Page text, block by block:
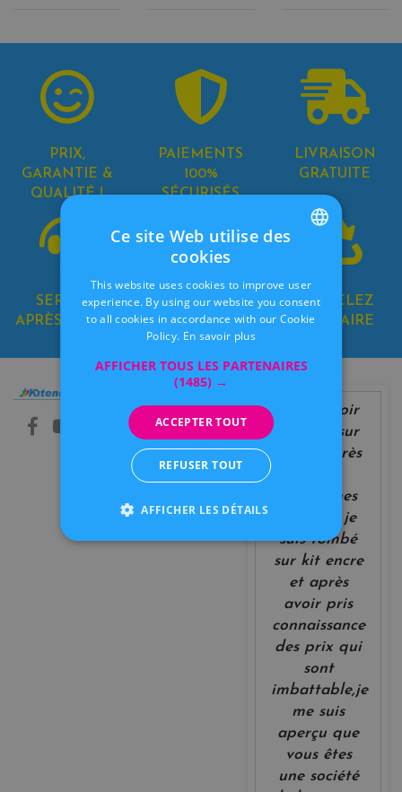
PRIX,
GARANTIE &
QUALITÉ !
PAIEMENTS
100%
SÉCURISÉS
LIVRAISON
GRATUITE
SERVICE
APRÈS-VENTE
8 MAGASINS
EN BELGIQUE
RECYCLEZ
SOLIDAIRE
Informations
Nos magasins
Contactez-nous
Livraison
Conditions de
vente
A propos
paiement
après avoir
cherché sur
le net après
cartouches
d'encres je
suis tombé
sur kit encre
et après
avoir pris
connaissance
des prix qui
sont
imbattable,je
me suis
aperçu que
vous êtes
une société
DUTCH
Ce site Web utilise des
cookies
This website uses cookies to improve user
experience. By using our website you consent
to all cookies in accordance with our Cookie
Policy. En savoir plus
AFFICHER TOUS LES PARTENAIRES
(1485) →
ACCEPTER TOUT
REFUSER TOUT
AFFICHER LES DÉTAILS